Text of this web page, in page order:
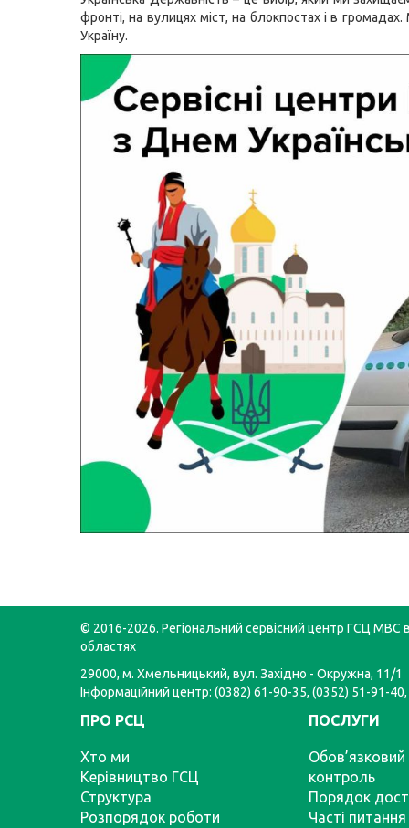
фронті, на вулицях міст, на блокпостах і в
Україну.
© 2016-2026. Регіональний сервісний центр ГСЦ МВС
областях
29000, м. Хмельницький, вул. Західно - Окружна, 11/1
Інформаційний центр: (0382) 61-90-35, (0352) 51-91-
ПРО РСЦ
Хто ми
Керівництво ГСЦ
Структура
Розпорядок роботи
ПОСЛУГИ
Обов’язковий
контроль
Порядок
Часті питання